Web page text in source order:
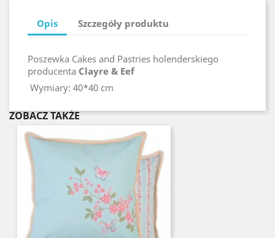
Opis Szczegóły produktu
Poszewka Cakes and Pastries holenderskiego
producenta Clayre & Eef
Wymiary: 40*40 cm
ZOBACZ TAKŻE